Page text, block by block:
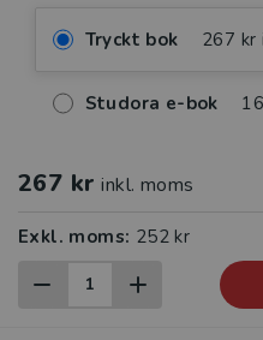
Tryckt bok 267 kr
Studora e-bok
267 kr inkl. moms
Exkl. moms: 252 kr